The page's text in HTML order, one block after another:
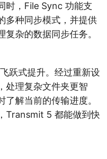
时，File Sync 功能支
多种同步模式，并提供
杂的数据同步任务。
跃式提升。经过重新设
处理复杂文件夹更智
解当前的传输进度。
Transmit 5 都能做到快